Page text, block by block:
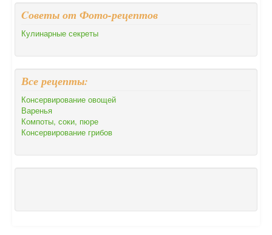
Cоветы от Фото-рецептов
Кулинарные секреты
Все рецепты:
Консервирование овощей
Варенья
Компоты, соки, пюре
Консервирование грибов